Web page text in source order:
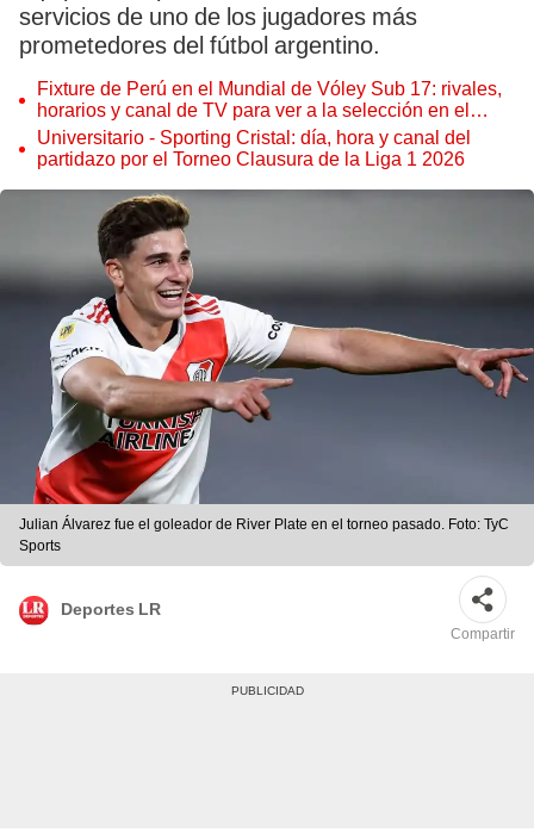
servicios de uno de los jugadores más
prometedores del fútbol argentino.
Fixture de Perú en el Mundial de Vóley Sub 17: rivales,
horarios y canal de TV para ver a la selección en el
torneo
Universitario - Sporting Cristal: día, hora y canal del
partidazo por el Torneo Clausura de la Liga 1 2026
Julian Álvarez fue el goleador de River Plate en el torneo pasado. Foto: TyC
Sports
Deportes LR
Compartir